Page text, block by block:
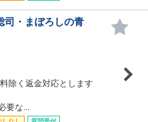
司・まぼろしの青
除く返金対応とします
要な...